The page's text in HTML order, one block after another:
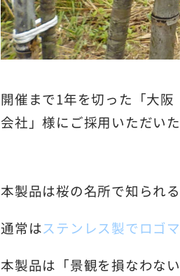
開催まで1年を切った「大
会社」様にご採用いただい
本製品は桜の名所で知られ
通常はステンレス製でロゴ
本製品は「景観を損なわな